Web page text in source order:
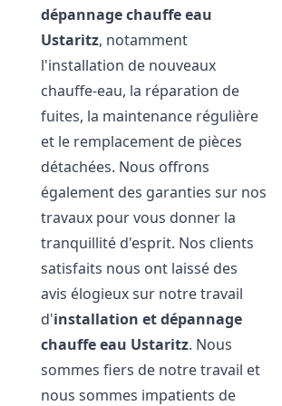
dépannage chauffe eau
Ustaritz, notamment
l'installation de nouveaux
chauffe-eau, la réparation de
fuites, la maintenance régulière
et le remplacement de pièces
détachées. Nous offrons
également des garanties sur nos
travaux pour vous donner la
tranquillité d'esprit. Nos clients
satisfaits nous ont laissé des
avis élogieux sur notre travail
d'installation et dépannage
chauffe eau Ustaritz. Nous
sommes fiers de notre travail et
nous sommes impatients de